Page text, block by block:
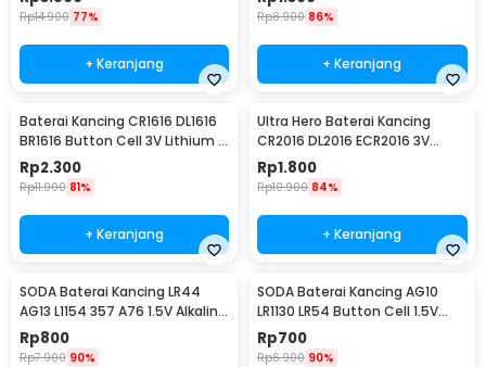
Rp14.900 77%
+ Keranjang
Rp8.900 86%
+ Keranjang
Baterai Kancing CR1616 DL1616
BR1616 Button Cell 3V Lithium 1
PCS
Rp2.300
Rp11.900 81%
+ Keranjang
Ultra Hero Baterai Kancing
CR2016 DL2016 ECR2016 3V
Lithium 1 PCS
Rp1.800
Rp10.900 84%
+ Keranjang
SODA Baterai Kancing LR44
AG13 L1154 357 A76 1.5V Alkaline
1 PCS
Rp800
Rp7.900 90%
SODA Baterai Kancing AG10
LR1130 LR54 Button Cell 1.5V
Alkaline 1 PCS
Rp700
Rp6.900 90%